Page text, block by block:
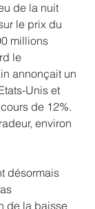
de la nuit
le prix du
millions
le
annonçait un
Unis et
de 12%.
environ
désormais
de la baisse